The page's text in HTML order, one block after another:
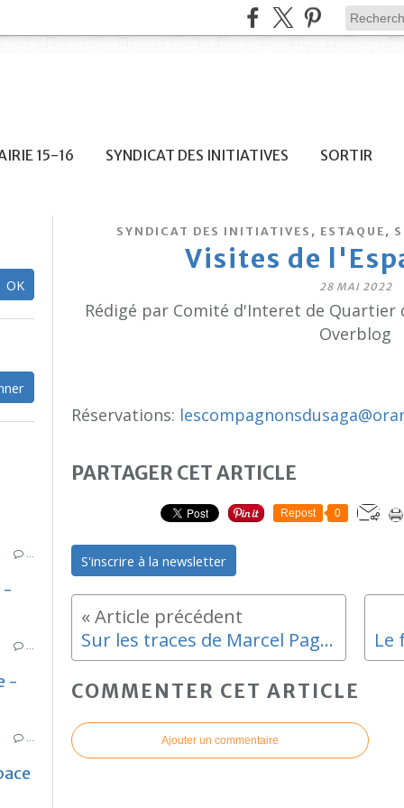
15-16 SYNDICAT DES INITIATIVES SORTIR
SYNDICAT DES INITIATIVES , ESTAQUE ,
Visites de
28 MAI 2022
Rédigé par Comité d'Interet de
Overblog
Réservations:
PARTAGER CET ARTICLE
Repost 0
S'inscrire à la newsletter
Sur les traces de Marcel Pagnol avec la MMA Estaque gare
COMMENTER CET ARTICLE
Ajouter un commentaire
-
-